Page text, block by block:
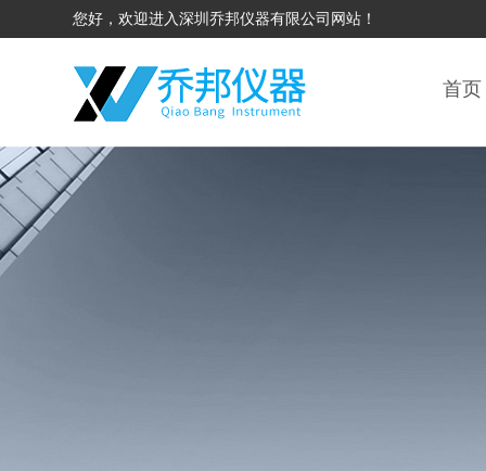
您好，欢迎进入深圳乔邦仪器有限公司网站！
首页